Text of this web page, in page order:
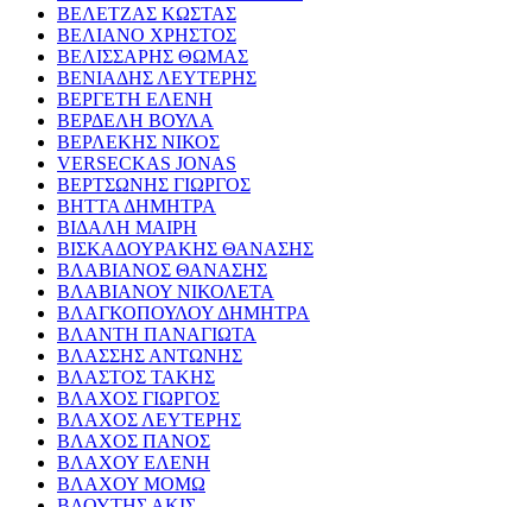
ΒΕΛΕΤΖΑΣ ΚΩΣΤΑΣ
ΒΕΛΙΑΝΟ ΧΡΗΣΤΟΣ
ΒΕΛΙΣΣΑΡΗΣ ΘΩΜΑΣ
ΒΕΝΙΑΔΗΣ ΛΕΥΤΕΡΗΣ
ΒΕΡΓΕΤΗ ΕΛΕΝΗ
ΒΕΡΔΕΛΗ ΒΟΥΛΑ
ΒΕΡΛΕΚΗΣ ΝΙΚΟΣ
VERSECKAS JONAS
ΒΕΡΤΣΩΝΗΣ ΓΙΩΡΓΟΣ
ΒΗΤΤΑ ΔΗΜΗΤΡΑ
ΒΙΔΑΛΗ ΜΑΙΡΗ
ΒΙΣΚΑΔΟΥΡΑΚΗΣ ΘΑΝΑΣΗΣ
ΒΛΑΒΙΑΝΟΣ ΘΑΝΑΣΗΣ
ΒΛΑΒΙΑΝΟΥ ΝΙΚΟΛΕΤΑ
ΒΛΑΓΚΟΠΟΥΛΟΥ ΔΗΜΗΤΡΑ
ΒΛΑΝΤΗ ΠΑΝΑΓΙΩΤΑ
ΒΛΑΣΣΗΣ ΑΝΤΩΝΗΣ
ΒΛΑΣΤΟΣ ΤΑΚΗΣ
ΒΛΑΧΟΣ ΓΙΩΡΓΟΣ
ΒΛΑΧΟΣ ΛΕΥΤΕΡΗΣ
ΒΛΑΧΟΣ ΠΑΝΟΣ
ΒΛΑΧΟΥ ΕΛΕΝΗ
ΒΛΑΧΟΥ ΜΟΜΩ